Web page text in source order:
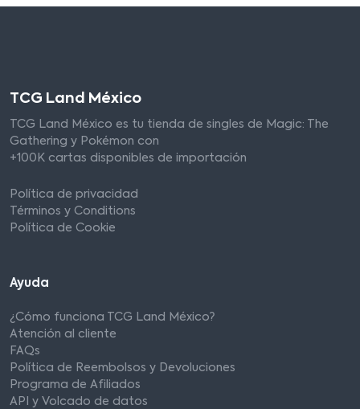
TCG Land México
TCG Land México es tu tienda de singles de Magic: The
Gathering y Pokémon con
+100K cartas disponibles de importación
Política de privacidad
Términos y Conditions
Política de Cookie
Ayuda
¿Cómo funciona TCG Land México?
Atención al cliente
FAQs
Política de Reembolsos y Devoluciones
Programa de Afiliados
API y Volcado de datos